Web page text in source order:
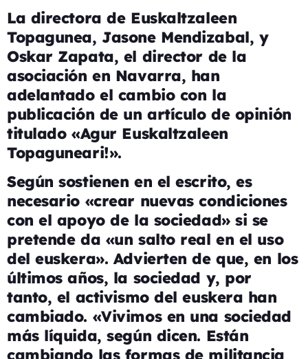
La directora de Euskaltzaleen
Topagunea, Jasone Mendizabal, y
Oskar Zapata, el director de la
asociación en Navarra, han
adelantado el cambio con la
publicación de un artículo de opinión
titulado «Agur Euskaltzaleen
Topaguneari!».
Según sostienen en el escrito, es
necesario «crear nuevas condiciones
con el apoyo de la sociedad» si se
pretende da «un salto real en el uso
del euskera». Advierten de que, en los
últimos años, la sociedad y, por
tanto, el activismo del euskera han
cambiado. «Vivimos en una sociedad
más líquida, según dicen. Están
cambiando las formas de militancia